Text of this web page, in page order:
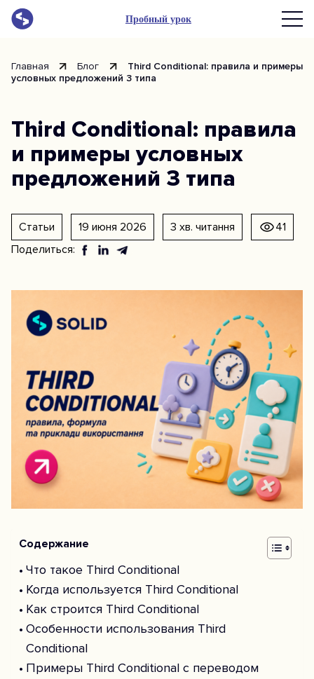
Пробный урок
Главная Блог
Third Conditional: правила и примеры
условных предложений 3 типа
Third Conditional: правила
и примеры условных
предложений 3 типа
Статьи 19 июня 2026 3 хв. читання
41
Поделиться:
Содержание
Что такое Third Conditional
Когда используется Third Conditional
Как строится Third Conditional
Особенности использования Third
Conditional
Примеры Third Conditional с переводом